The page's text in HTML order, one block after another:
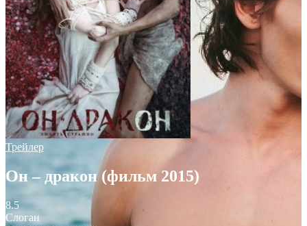
Трейлер
Он – дракон (фильм 2015)
8.5
Слоган